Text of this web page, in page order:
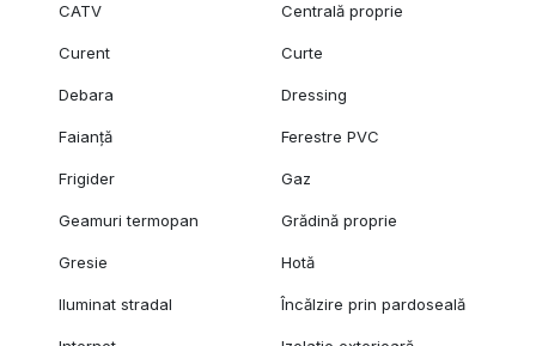
CATV Centrală proprie
Curent Curte
Debara Dressing
Faianță Ferestre PVC
Frigider Gaz
Geamuri termopan Grădină proprie
Gresie Hotă
Iluminat stradal Încălzire prin pardoseală